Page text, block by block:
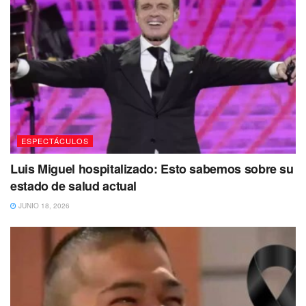
El albergue se ubica en Los Ángeles, California, detalló
que la can mestiza es un poco mandona y es atrevida en
algunas ocasiones, puesto que le gusta imponer
demasiado su presencia. Daphne pesa alrededor de 5
kilos y aunque está acostumbrada a convivir con otros
perros, la organización recomienda que sus nuevos
dueños no tengan otros animales.
ESPECTÁCULOS
Luis Miguel hospitalizado: Esto sabemos sobre su
estado de salud actual
JUNIO 18, 2026